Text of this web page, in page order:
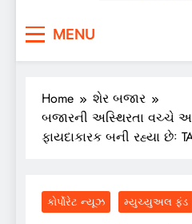
MENU
Home
શેર બજાર
બજારની અસ્થિરતા વચ્ચે
ફાયદાકારક બની રહ્યા છેઃ
કોર્પોરેટ ન્યૂઝ મ્યુચ્યુઅલ ફંડ